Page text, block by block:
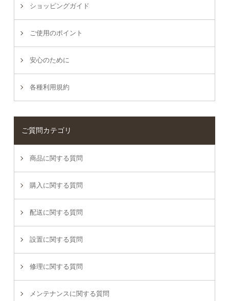
ショッピングガイド
ご使用のポイント
安心のために
各種利用規約
ご質問カテゴリ
商品に関する質問
購入に関する質問
配送に関する質問
設置に関する質問
修理に関する質問
メンテナンスに関する質問